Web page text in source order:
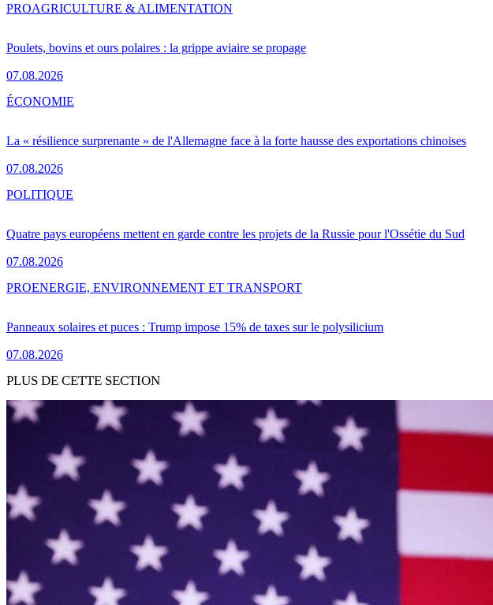
Poulets, bovins et ours polaires : la grippe aviaire se propage
07.08.2026
PROAGRICULTURE & ALIMENTATION
La « résilience surprenante » de l'Allemagne face à la forte hausse des exportations chinoises
07.08.2026
ÉCONOMIE
Quatre pays européens mettent en garde contre les projets de la Russie pour l'Ossétie du Sud
07.08.2026
POLITIQUE
Panneaux solaires et puces : Trump impose 15% de taxes sur le polysilicium
07.08.2026
PROENERGIE, ENVIRONNEMENT ET TRANSPORT
PLUS DE CETTE SECTION